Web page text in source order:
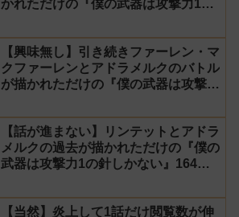
かれただけの『僕の武器は攻撃力1の
【興味無し】引き続きファーレン・マ
クファーレンとアドラメルクのバトル
が描かれただけの『僕の武器は攻撃力
郎】
【話が進まない】リンテットとアドラ
メルクの過去が描かれただけの『僕の
武器は攻撃力1の針しかない』164話
【当然】炎上して1話だけ閲覧数が伸